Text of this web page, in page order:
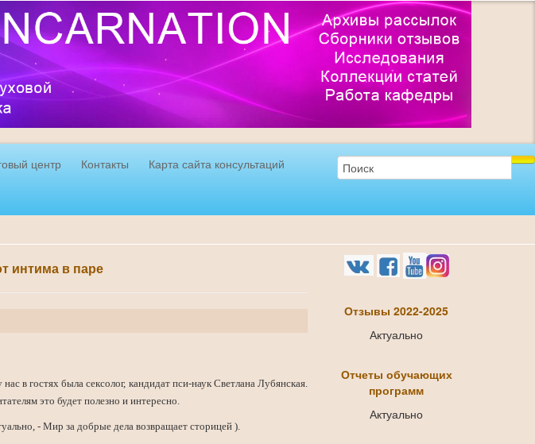
центр Контакты
Карта сайта консультаций
интима в паре
в гостях была сексолог, кандидат пси-наук Светлана Лубянская.
это будет полезно и интересно.
- Мир за добрые дела возвращает сторицей ).
Отзывы 2022-2025
Актуально
Отчеты обучающих
программ
Актуально